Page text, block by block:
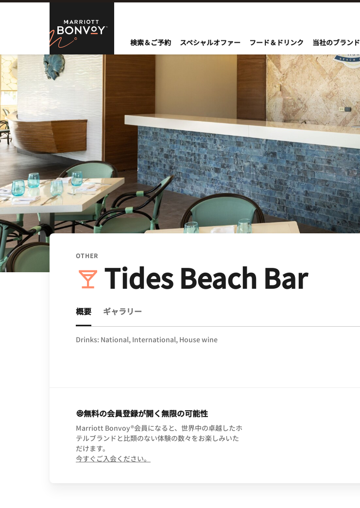
Skip to Content
Marriott Bonvoy
検索＆ご予約 スペシャルオファー フード＆ドリンク 当社のブランド
OTHER
Tides Beach Bar
概要 ギャラリー
Drinks: National, International, House wine
無料の会員登録が開く無限の可能性
Marriott Bonvoy®会員になると、世界中の卓越したホ
テルブランドと比類のない体験の数々をお楽しみいた
だけます。
今すぐご入会ください。